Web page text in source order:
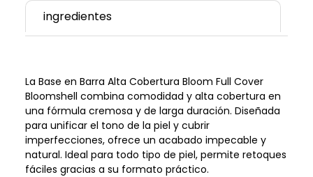
ingredientes
La Base en Barra Alta Cobertura Bloom Full Cover
Bloomshell combina comodidad y alta cobertura en
una fórmula cremosa y de larga duración. Diseñada
para unificar el tono de la piel y cubrir
imperfecciones, ofrece un acabado impecable y
natural. Ideal para todo tipo de piel, permite retoques
fáciles gracias a su formato práctico.